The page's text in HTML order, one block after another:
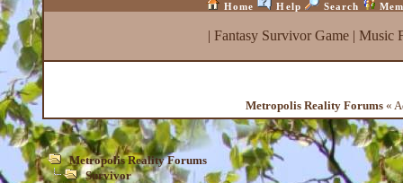
Home Help Search
| Fantasy Survivor Game| Music
Metropolis Reality Forums«
Metropolis Reality Forums
Survivor